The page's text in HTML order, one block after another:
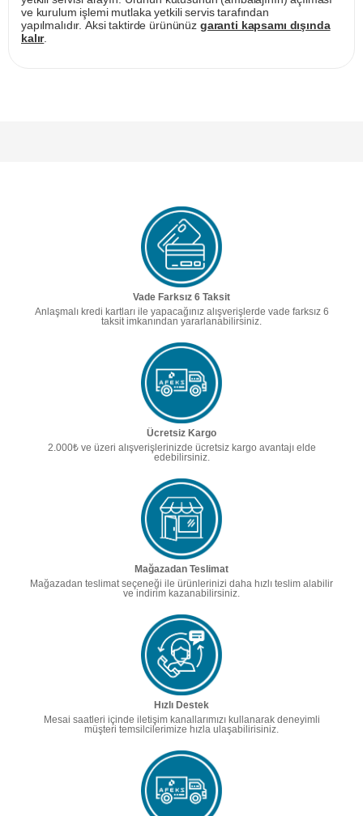
ve kurulum işlemi mutlaka yetkili servis tarafından
yapılmalıdır. Aksi taktirde ürününüz garanti kapsamı dışında
kalır.
Vade Farksız 6 Taksit
Anlaşmalı kredi kartları ile yapacağınız alışverişlerde vade farksız 6
taksit imkanından yararlanabilirsiniz.
Ücretsiz Kargo
2.000₺ ve üzeri alışverişlerinizde ücretsiz kargo avantajı elde
edebilirsiniz.
Mağazadan Teslimat
Mağazadan teslimat seçeneği ile ürünlerinizi daha hızlı teslim alabilir
ve indirim kazanabilirsiniz.
Hızlı Destek
Mesai saatleri içinde iletişim kanallarımızı kullanarak deneyimli
müşteri temsilcilerimize hızla ulaşabilirisiniz.